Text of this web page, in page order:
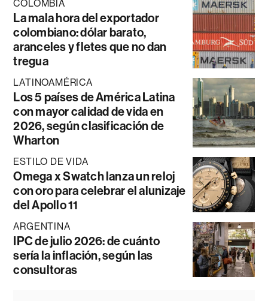
COLOMBIA
La mala hora del exportador
colombiano: dólar barato,
aranceles y fletes que no dan
tregua
LATINOAMÉRICA
Los 5 países de América Latina
con mayor calidad de vida en
2026, según clasificación de
Wharton
ESTILO DE VIDA
Omega x Swatch lanza un reloj
con oro para celebrar el alunizaje
del Apollo 11
ARGENTINA
IPC de julio 2026: de cuánto
sería la inflación, según las
consultoras